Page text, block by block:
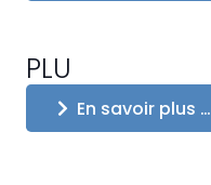
PLU
En savoir plus …